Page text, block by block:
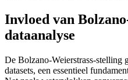
Invloed van
dataanalyse
De Bolzano-Weierstrass-stelling
datasets, een essentieel